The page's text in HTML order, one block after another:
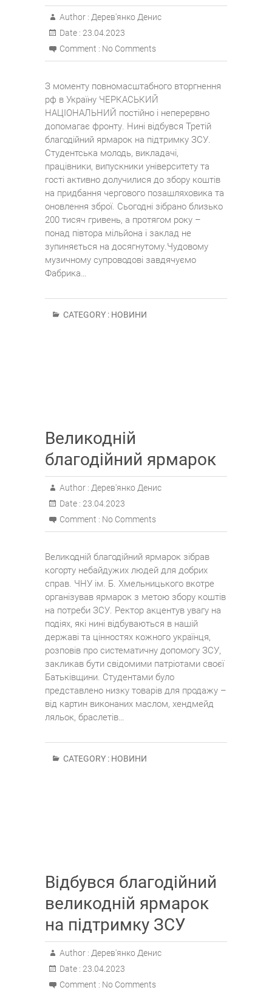
Author : Дерев'янко Денис
Date : 23.04.2023
Comment : No Comments
З моменту повномасштабного вторгнення
рф в Україну ЧЕРКАСЬКИЙ
НАЦІОНАЛЬНИЙ постійно і неперервно
допомагає фронту. Нині відбувся Третій
благодійний ярмарок на підтримку ЗСУ.
Студентська молодь, викладачі,
працівники, випускники університету та
гості активно долучилися до збору коштів
на придбання чергового позашляховика та
оновлення зброї. Сьогодні зібрано близько
200 тисяч гривень, а протягом року –
понад півтора мільйона і заклад не
зупиняється на досягнутому.Чудовому
музичному супроводові завдячуємо
Фабрика…
CATEGORY : НОВИНИ
Великодній
благодійний ярмарок
Author : Дерев'янко Денис
Date : 23.04.2023
Comment : No Comments
Великодній благодійний ярмарок зібрав
когорту небайдужих людей для добрих
справ. ЧНУ ім. Б. Хмельницького вкотре
організував ярмарок з метою збору коштів
на потреби ЗСУ. Ректор акцентув увагу на
подіях, які нині відбуваються в нашій
державі та цінностях кожного українця,
розповів про систематичну допомогу ЗСУ,
закликав бути свідомими патріотами своєї
Батьківщини. Студентами було
представлено низку товарів для продажу –
від картин виконаних маслом, хендмейд
ляльок, браслетів…
CATEGORY : НОВИНИ
Відбувся благодійний
великодній ярмарок
на підтримку ЗСУ
Author : Дерев'янко Денис
Date : 23.04.2023
Comment : No Comments